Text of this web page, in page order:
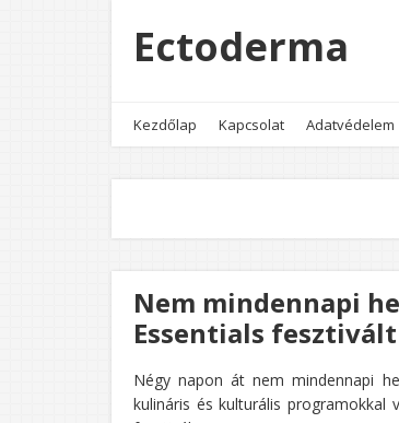
Ectoderma
Kezdőlap Kapcsolat Adatvédelem
Nem mindennapi
Essentials fesztivált
Négy napon át nem mindennapi
kulináris és kulturális programokkal